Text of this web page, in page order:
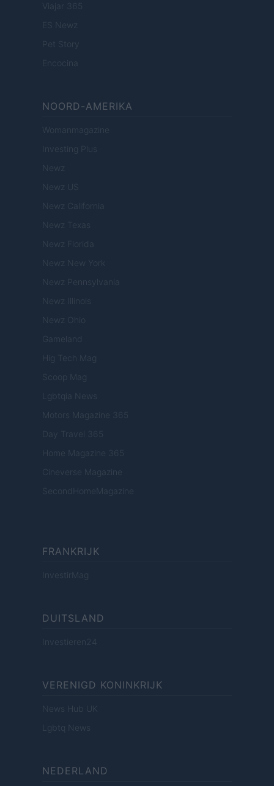
Viajar 365
ES Newz
Pet Story
Encocina
NOORD-AMERIKA
Womanmagazine
Investing Plus
Newz
Newz US
Newz California
Newz Texas
Newz Florida
Newz New York
Newz Pennsylvania
Newz Illinois
Newz Ohio
Gameland
Hig Tech Mag
Scoop Mag
Lgbtqia News
Motors Magazine 365
Day Travel 365
Home Magazine 365
Cineverse Magazine
SecondHomeMagazine
FRANKRIJK
InvestirMag
DUITSLAND
Investieren24
VERENIGD KONINKRIJK
News Hub UK
Lgbtq News
NEDERLAND